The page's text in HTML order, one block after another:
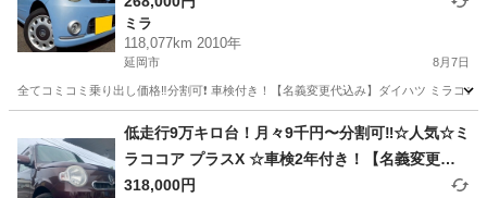
しゃれな内装☆ドライブレコーダー付き☆事故修
復歴無し☆そのまま乗って帰れます‼️
ミラ
118,077km 2010年
延岡市 8月7日
全てコミコミ乗り出し価格‼️分割可❗️ 車検付き！【名義変更代込み】ダイハツ ミラ
ミラ
低走行9万キロ台！月々9千円〜分割可‼️☆人気☆ミ
ラココア プラスX ☆車検2年付き！【名義変更代
込み】Bluetoothナビ付き☆走行中DVD見れます
318,000円